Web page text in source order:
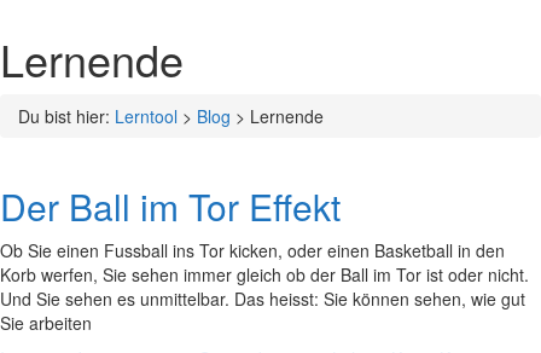
Lernende
Du bist hier: Lerntool > Blog > Lernende
Der Ball im Tor Effekt
Ob Sie einen Fussball ins Tor kicken, oder einen Basketball in den
Korb werfen, Sie sehen immer gleich ob der Ball im Tor ist oder nicht.
Und Sie sehen es unmittelbar. Das heisst: Sie können sehen, wie gut
Sie arbeiten